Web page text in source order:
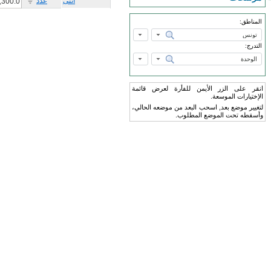
المناطق:
التدرج:
انقر على الزر الأيمن للفأرة لعرض قائمة
الإختيارات الموسعة.
لتغيير موضع بعد, اسحب البعد من موضعه الحالي،
وأسقطه تحت الموضع المطلوب.